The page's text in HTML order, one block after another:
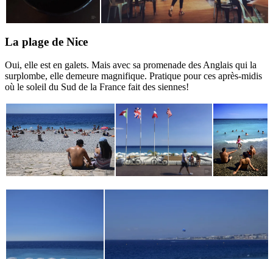
La plage de Nice
Oui, elle est en galets. Mais avec sa promenade des Anglais qui la
surplombe, elle demeure magnifique. Pratique pour ces après-midis
où le soleil du Sud de la France fait des siennes!